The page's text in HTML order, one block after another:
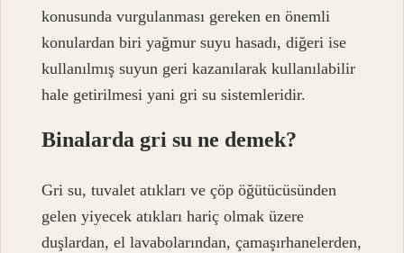
konusunda vurgulanması gereken en önemli
konulardan biri yağmur suyu hasadı, diğeri ise
kullanılmış suyun geri kazanılarak kullanılabilir
hale getirilmesi yani gri su sistemleridir.
Binalarda gri su ne demek?
Gri su, tuvalet atıkları ve çöp öğütücüsünden
gelen yiyecek atıkları hariç olmak üzere
duşlardan, el lavabolarından, çamaşırhanelerden,